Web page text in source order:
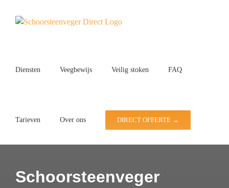
Diensten Veegbewijs Veilig stoken FAQ
Tarieven Over ons DIRECT OFFERTE →
Schoorsteenveger